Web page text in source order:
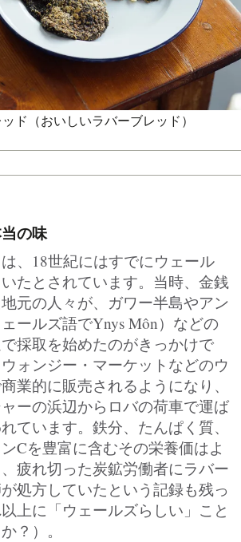
ド（おいしいラバーブレッド）
の味
、18世紀にはすでにウェール
たとされています。当時、金銭
元の人々が、ガワー半島やアン
ールズ語でYnys Môn）などの
採取を始めたのがきっかけで
ォンジー・マーケットなどのウ
業的に販売されるようになり、
ーの浜辺からロバの荷車で運ば
ています。鉄分、たんぱく質、
Cを豊富に含むその栄養価はよ
疲れ切った炭鉱労働者にラバー
処方していたという記録も残っ
上に「ウェールズらしい」こと
？）。